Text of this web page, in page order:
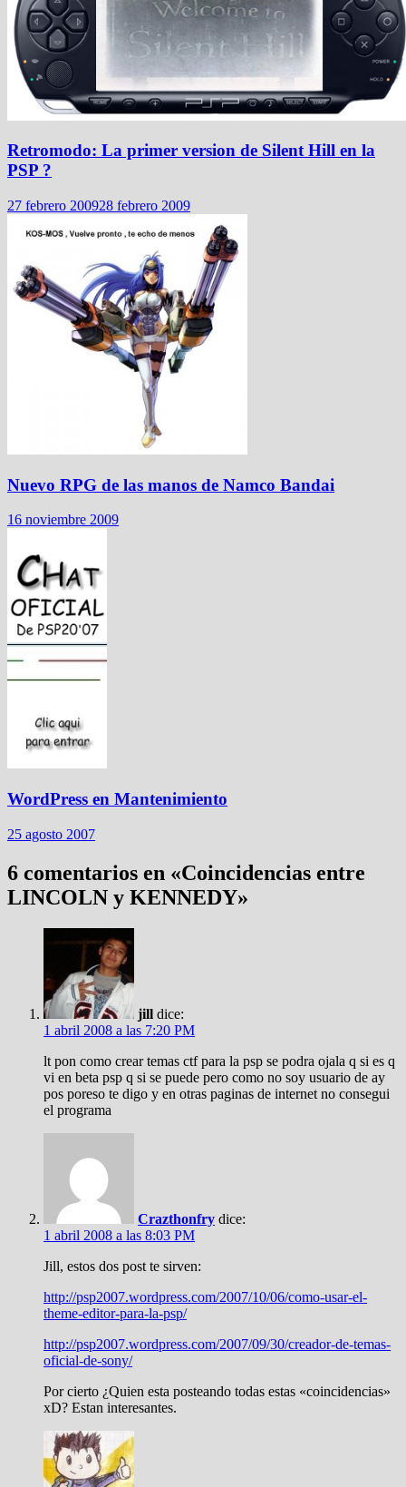
Retromodo: La primer version de Silent Hill en la
PSP ?
27 febrero 200928 febrero 2009
Nuevo RPG de las manos de Namco Bandai
16 noviembre 2009
WordPress en Mantenimiento
25 agosto 2007
6 comentarios en «Coincidencias entre
LINCOLN y KENNEDY»
jill dice:
1 abril 2008 a las 7:20 PM
lt pon como crear temas ctf para la psp se podra ojala q si es q
vi en beta psp q si se puede pero como no soy usuario de ay
pos poreso te digo y en otras paginas de internet no consegui
el programa
Crazthonfry dice:
1 abril 2008 a las 8:03 PM
Jill, estos dos post te sirven:
http://psp2007.wordpress.com/2007/10/06/como-usar-el-
theme-editor-para-la-psp/
http://psp2007.wordpress.com/2007/09/30/creador-de-temas-
oficial-de-sony/
Por cierto ¿Quien esta posteando todas estas «coincidencias»
xD? Estan interesantes.